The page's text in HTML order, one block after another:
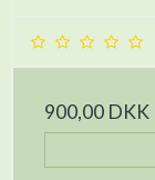
900,00 DKK